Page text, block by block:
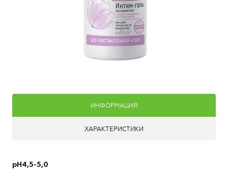
ИНФОРМАЦИЯ
ХАРАКТЕРИСТИКИ
рН4,5-5,0